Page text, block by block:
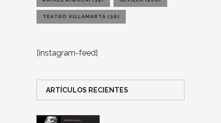
TEATRO VILLAMARTA (36)
[instagram-feed]
ARTÍCULOS RECIENTES